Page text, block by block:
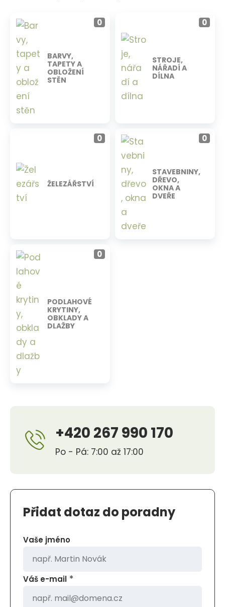
0
BARVY,
TAPETY A
OBLOŽENÍ
STĚN
0
STROJE,
NÁŘADÍ A
DÍLNA
0
ŽELEZÁŘSTVÍ
0
STAVEBNINY,
DŘEVO,
OKNA A
DVEŘE
0
PODLAHOVÉ
KRYTINY,
OBKLADY A
DLAŽBY
+420 267 990 170
Po - Pá: 7:00 až 17:00
Přidat dotaz do poradny
Vaše jméno
Váš e-mail *